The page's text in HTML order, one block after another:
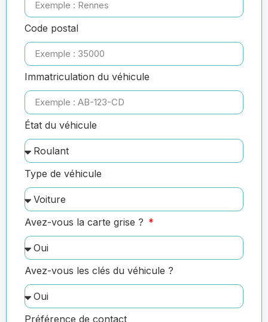
Code postal
Immatriculation du véhicule
État du véhicule
Type de véhicule
Avez-vous la carte grise ?
Avez-vous les clés du véhicule ?
Préférence de contact